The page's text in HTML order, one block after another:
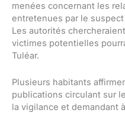
menées concernant les
entretenues par le
Les autorités
victimes potentielles
Tuléar.
Plusieurs habitants
publications circulant sur
la vigilance et demandant